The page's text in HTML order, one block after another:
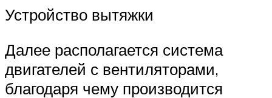
Устройство вытяжки
Далее располагается система
двигателей с вентиляторами,
благодаря чему производится